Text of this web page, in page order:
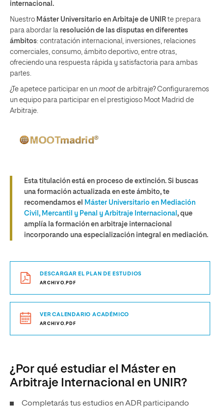
internacional.
Nuestro Máster Universitario en Arbitaje de UNIR te prepara
para abordar la resolución de las disputas en diferentes
ámbitos: contratación internacional, inversiones, relaciones
comerciales, consumo, ámbito deportivo, entre otras,
ofreciendo una respuesta rápida y satisfactoria para ambas
partes.
¿Te apetece participar en un moot de arbitraje? Configuraremos
un equipo para participar en el prestigioso Moot Madrid de
Arbitraje.
Esta titulación está en proceso de extinción. Si buscas
una formación actualizada en este ámbito, te
recomendamos el
Máster Universitario en Mediación
Civil, Mercantil y Penal y Arbitraje Internacional , que
amplía la formación en arbitraje internacional
incorporando una especialización integral en mediación.
DESCARGAR EL PLAN DE ESTUDIOS
ARCHIVO.PDF
VER CALENDARIO ACADÉMICO
ARCHIVO.PDF
¿Por qué estudiar el Máster en
Arbitraje Internacional en UNIR?
Completarás tus estudios en ADR participando